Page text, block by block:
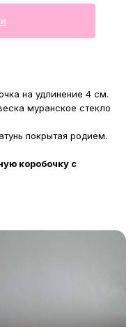
на удлинение 4 см.
муранское стекло
покрытая родием.
коробочку с